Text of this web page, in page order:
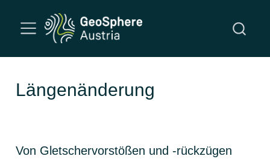
Längenänderung
Von Gletschervorstößen und -rückzügen